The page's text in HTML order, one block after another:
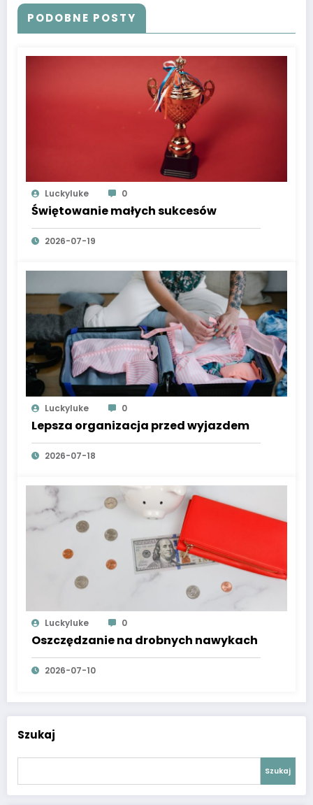
PODOBNE POSTY
Luckyluke 0
Świętowanie małych sukcesów
2026-07-19
Luckyluke 0
Lepsza organizacja przed wyjazdem
2026-07-18
Luckyluke 0
Oszczędzanie na drobnych nawykach
2026-07-10
Szukaj
Szukaj